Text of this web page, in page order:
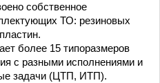
собственное
ТО: резиновых
более 15 типоразмеров
с разными исполнениями и
задачи (ЦТП, ИТП).